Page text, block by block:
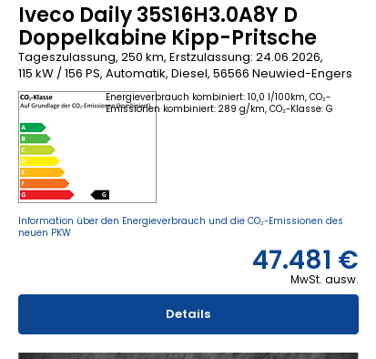
Iveco Daily 35S16H3.0A8Y D
Doppelkabine Kipp-Pritsche
Tageszulassung, 250 km, Erstzulassung: 24.06.2026,
115 kW / 156 PS, Automatik, Diesel, 56566 Neuwied-Engers
Energieverbrauch kombiniert: 10,0 l/100km, CO₂-
Emissionen kombiniert: 289 g/km, CO₂-Klasse: G
Information über den Energieverbrauch und die CO₂-Emissionen des
neuen PKW
47.481 €
MwSt. ausw.
Details